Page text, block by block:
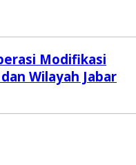
Modifikasi
Wilayah Jabar